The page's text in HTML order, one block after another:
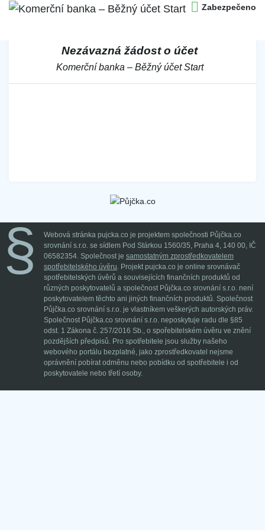
Zabezpečeno
Nezávazná žádost o účet
Komerční banka – Běžný účet Start
Webová stránka pujcka.co je projektem společnosti Půjčka.co
srovnání s.r.o. se sídlem Pod Stárkou 1560/35, Praha 4, 140 00, IČ
06582354. Společnost je samostatným zprostředkovatelem
spotřebitelského úvěru . Projekt pujcka.co je online srovnávač
spotřebitelských úvěrů a souvisejících finančních produktů od
různých poskytovatelů a společnost Půjčka.co srovnání s.r.o. není
poskytovatelem těchto ani jiných finančních produktů. Společnost
Půjčka.co srovnání s.r.o. je vlastníkem veškerých autorských práv.
Společnost Půjčka.co srovnání s.r.o. neposkytuje radu dle §85
odst. 1 Zákona č. 257/2016 Sb., o spořebitelském úvěru ve znění
pozdějších předpisů. Pro spotřebitele jsou služby našeho
webového portálu bezplatné, jako zprostředkovatel nejsme
oprávnění pobírat odměnu nebo pobídku od spotřebitele i od
poskytovatele nebo třetí osoby.